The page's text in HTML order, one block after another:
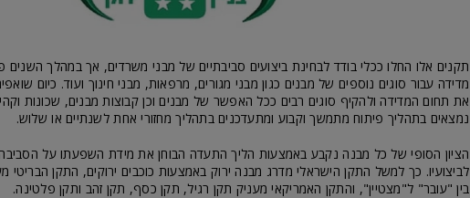
תקנים אלו החלו ככלי בודד לבחינת ביצועים סביבתיים של מבני משרדים, אך במהלך השנים
מדידה עבור סוגים נוספים של מבנים כגון מבני מגורים, מרפאות, מבני חינוך ועוד. כיום
את תחום המדידה ולהקיף סוגים רבים ככל האפשר של מבנים וכן קבוצות מבנים, שכונות
נמצאים בתהליך פיתוח מתמשך וקבוע ומתעדכנים בתהליך מחזורי אחת לשנתיים או שלוש.
הציון הסופי של כל מבנה נקבע באמצעות הליך התעדה הבוחן את מידת השפעתו על
לביצועיו. כך למשל התקן הישראלי מדרג מבנה ירוק באמצעות כוכבים ירוקים, התקן הבריטי
בין "עובר" ל"מצטיין", והתקן האמריקאי מעניק תקן רגיל, תקן כסף, תקן זהב ותקן פלטינה.